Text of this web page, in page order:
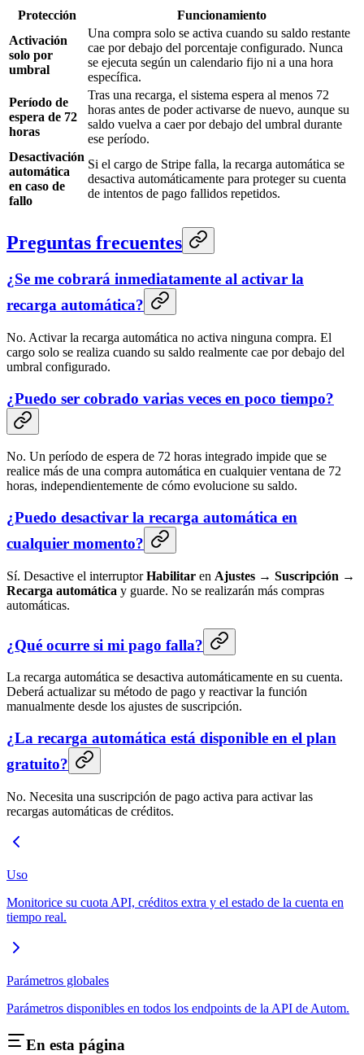
Protección
Funcionamiento
Activación
solo por
umbral
Una compra solo se activa cuando su saldo restante
cae por debajo del porcentaje configurado. Nunca
se ejecuta según un calendario fijo ni a una hora
específica.
Período de
espera de 72
horas
Tras una recarga, el sistema espera al menos 72
horas antes de poder activarse de nuevo, aunque su
saldo vuelva a caer por debajo del umbral durante
ese período.
Desactivación
automática
en caso de
fallo
Si el cargo de Stripe falla, la recarga automática se
desactiva automáticamente para proteger su cuenta
de intentos de pago fallidos repetidos.
Preguntas frecuentes
¿Se me cobrará inmediatamente al activar la
recarga automática?
No. Activar la recarga automática no activa ninguna compra. El
cargo solo se realiza cuando su saldo realmente cae por debajo del
umbral configurado.
¿Puedo ser cobrado varias veces en poco tiempo?
No. Un período de espera de 72 horas integrado impide que se
realice más de una compra automática en cualquier ventana de 72
horas, independientemente de cómo evolucione su saldo.
¿Puedo desactivar la recarga automática en
cualquier momento?
Sí. Desactive el interruptorHabilitar en Ajustes → Suscripción →
Recarga automática y guarde. No se realizarán más compras
automáticas.
¿Qué ocurre si mi pago falla?
La recarga automática se desactiva automáticamente en su cuenta.
Deberá actualizar su método de pago y reactivar la función
manualmente desde los ajustes de suscripción.
¿La recarga automática está disponible en el plan
gratuito?
No. Necesita una suscripción de pago activa para activar las
recargas automáticas de créditos.
Uso
Monitorice su cuota API, créditos extra y el estado de la cuenta en
tiempo real.
Parámetros globales
Parámetros disponibles en todos los endpoints de la API de Autom.
En esta página